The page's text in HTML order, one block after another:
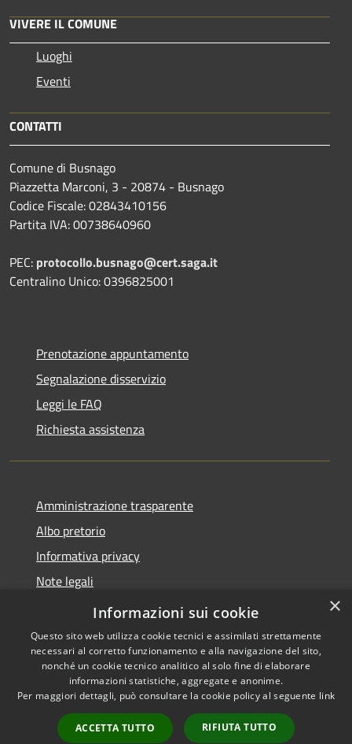
VIVERE IL COMUNE
Luoghi
Eventi
CONTATTI
Comune di Busnago
Piazzetta Marconi, 3 - 20874 - Busnago
Codice Fiscale: 02843410156
Partita IVA: 00738640960
PEC: protocollo.busnago@cert.saga.it
Centralino Unico: 0396825001
Prenotazione appuntamento
Segnalazione disservizio
Leggi le FAQ
Richiesta assistenza
Amministrazione trasparente
Albo pretorio
Informativa privacy
Note legali
Dichiarazione di accessibilità
Accessibilità
Copyright © 2026 • Comune di
Busnago • Powered by
Municipium•
Accesso
×
Informazioni sui cookie
Questo sito web utilizza cookie tecnici e assimilati strettamente
necessari al corretto funzionamento e alla navigazione del sito,
nonché un cookie tecnico analitico al solo fine di elaborare
informazioni statistiche, aggregate e anonime.
Per maggiori dettagli, può consultare la cookie policy al seguente link
ACCETTA TUTTO RIFIUTA TUTTO